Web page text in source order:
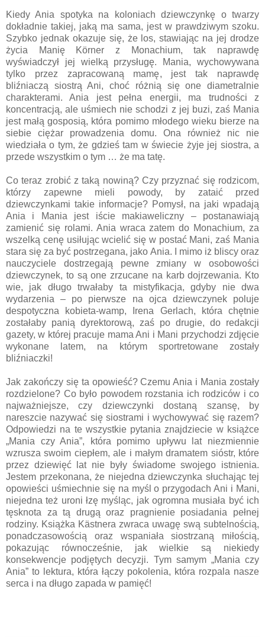
Kiedy Ania spotyka na koloniach dziewczynkę o twarzy
dokładnie takiej, jaką ma sama, jest w prawdziwym szoku.
Szybko jednak okazuje się, że los, stawiając na jej drodze
życia Manię Körner z Monachium, tak naprawdę
wyświadczył jej wielką przysługę. Mania, wychowywana
tylko przez zapracowaną mamę, jest tak naprawdę
bliźniaczą siostrą Ani, choć różnią się one diametralnie
charakterami. Ania jest pełna energii, ma trudności z
koncentracją, ale uśmiech nie schodzi z jej buzi, zaś Mania
jest małą gosposią, która pomimo młodego wieku bierze na
siebie ciężar prowadzenia domu. Ona również nic nie
wiedziała o tym, że gdzieś tam w świecie żyje jej siostra, a
przede wszystkim o tym … że ma tatę.
Co teraz zrobić z taką nowiną? Czy przyznać się rodzicom,
którzy zapewne mieli powody, by zataić przed
dziewczynkami takie informacje? Pomysł, na jaki wpadają
Ania i Mania jest iście makiaweliczny – postanawiają
zamienić się rolami. Ania wraca zatem do Monachium, za
wszelką cenę usiłując wcielić się w postać Mani, zaś Mania
stara się za być postrzegana, jako Ania. I mimo iż bliscy oraz
nauczyciele dostrzegają pewne zmiany w osobowości
dziewczynek, to są one zrzucane na karb dojrzewania. Kto
wie, jak długo trwałaby ta mistyfikacja, gdyby nie dwa
wydarzenia – po pierwsze na ojca dziewczynek poluje
despotyczna kobieta-wamp, Irena Gerlach, która chętnie
zostałaby panią dyrektorową, zaś po drugie, do redakcji
gazety, w której pracuje mama Ani i Mani przychodzi zdjęcie
wykonane latem, na którym sportretowane zostały
bliźniaczki!
Jak zakończy się ta opowieść? Czemu Ania i Mania zostały
rozdzielone? Co było powodem rozstania ich rodziców i co
najważniejsze, czy dziewczynki dostaną szansę, by
nareszcie nazywać się siostrami i wychowywać się razem?
Odpowiedzi na te wszystkie pytania znajdziecie w książce
„Mania czy Ania”, która pomimo upływu lat niezmiennie
wzrusza swoim ciepłem, ale i małym dramatem sióstr, które
przez dziewięć lat nie były świadome swojego istnienia.
Jestem przekonana, że niejedna dziewczynka słuchając tej
opowieści uśmiechnie się na myśl o przygodach Ani i Mani,
niejedna też uroni łzę myśląc, jak ogromna musiała być ich
tęsknota za tą drugą oraz pragnienie posiadania pełnej
rodziny. Książka Kästnera zwraca uwagę swą subtelnością,
ponadczasowością oraz wspaniała siostrzaną miłością,
pokazując równocześnie, jak wielkie są niekiedy
konsekwencje podjętych decyzji. Tym samym „Mania czy
Ania” to lektura, która łączy pokolenia, która rozpala nasze
serca i na długo zapada w pamięć!